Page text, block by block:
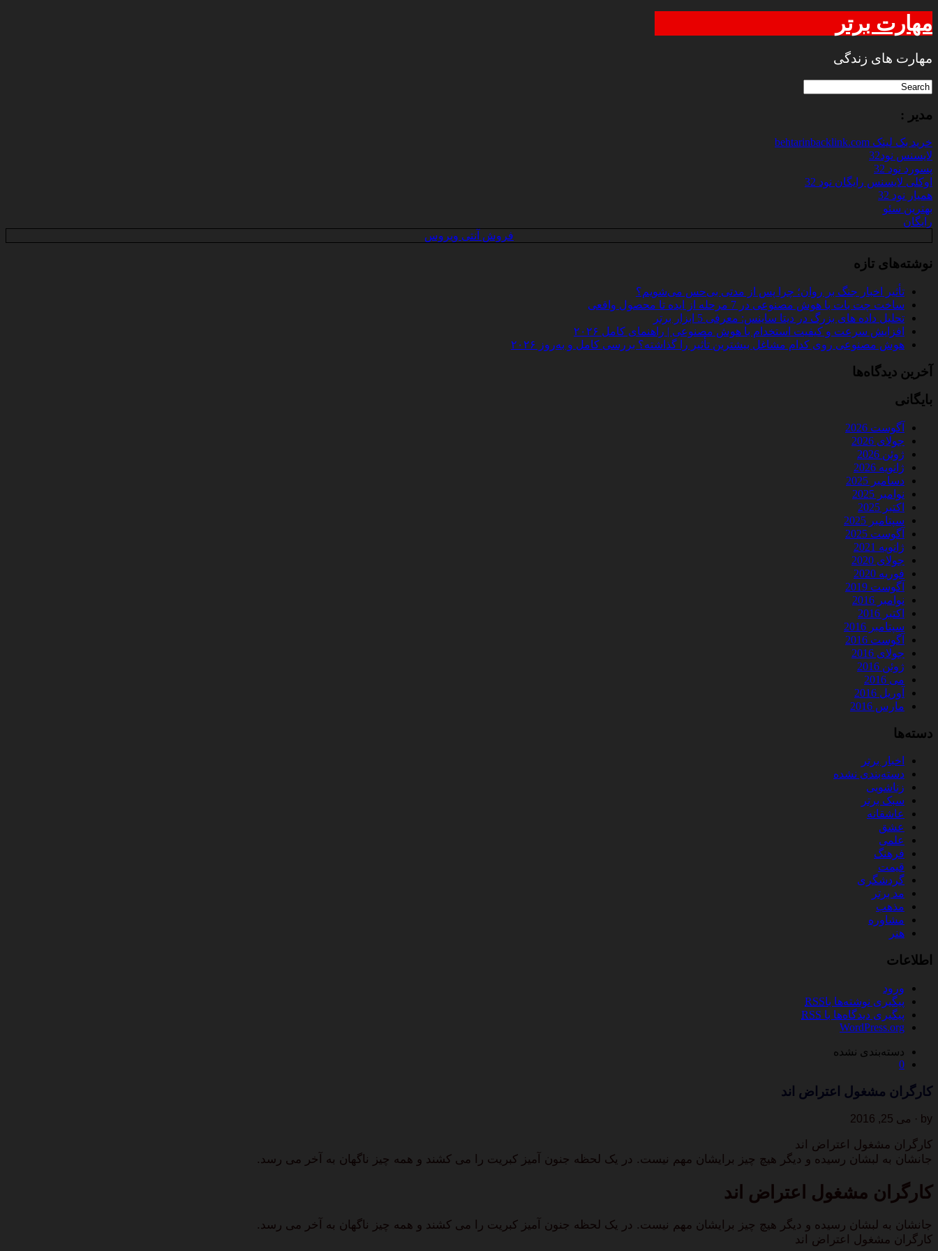
مهارت برتر
مهارت های زندگی
مدیر :
خرید بک لینک behtarinbacklink.com
لایسنس نود32
پسورد نود 32
اوکلی لایسنس رایگان نود 32
همیار نود 32
بهترین سئو
رایگان
فروش آنتی ویروس
نوشته‌های تازه
تأثیر اخبار جنگ بر روان؛ چرا پس از مدتی بی‌حس می‌شویم؟
ساخت چت‌ بات با هوش مصنوعی در 7 مرحله از ایده تا محصول واقعی
تحلیل داده‌ های بزرگ در دیتا ساینس: معرفی 5 ابزار برتر
افزایش سرعت و کیفیت استخدام با هوش مصنوعی | راهنمای کامل ۲۰۲۶
هوش مصنوعی روی کدام مشاغل بیشترین تأثیر را گذاشته؟ بررسی کامل و به‌روز ۲۰۲۶
آخرین دیدگاه‌ها
بایگانی
آگوست 2026
جولای 2026
ژوئن 2026
ژانویه 2026
دسامبر 2025
نوامبر 2025
اکتبر 2025
سپتامبر 2025
آگوست 2025
ژانویه 2021
جولای 2020
فوریه 2020
آگوست 2019
نوامبر 2016
اکتبر 2016
سپتامبر 2016
آگوست 2016
جولای 2016
ژوئن 2016
می 2016
آوریل 2016
مارس 2016
دسته‌ها
اخبار برتر
دسته‌بندی نشده
زناشویی
سبک برتر
عاشقانه
عشق
علمی
فرهنگ
قیمت
گردشگری
مد برتر
مذهب
مشاوره
هنر
اطلاعات
ورود
پیگیری نوشته‌ها باRSS
پیگیری دیدگاه‌ها با RSS
WordPress.org
دسته‌بندی نشده
0
کارگران مشغول اعتراض اند
by · می 25, 2016
کارگران مشغول اعتراض اند
جانشان به لبشان رسیده و دیگر هیچ چیز برایشان مهم نیست. در یک لحظه جنون آمیز کبریت را می کشند و همه چیز ناگهان به آخر می رسد.
کارگران مشغول اعتراض اند
جانشان به لبشان رسیده و دیگر هیچ چیز برایشان مهم نیست. در یک لحظه جنون آمیز کبریت را می کشند و همه چیز ناگهان به آخر می رسد.
کارگران مشغول اعتراض اند